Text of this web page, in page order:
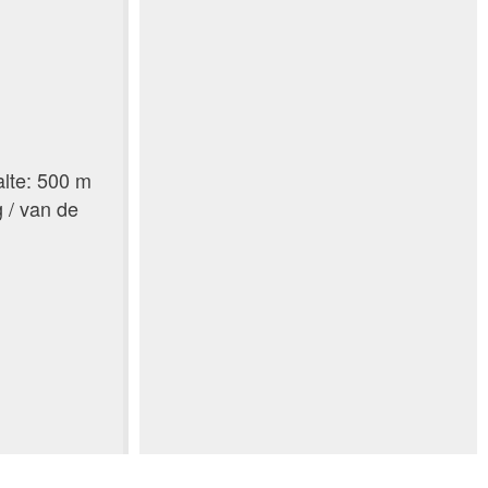
500 m
/ van de